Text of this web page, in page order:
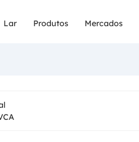
Lar Produtos Mercados